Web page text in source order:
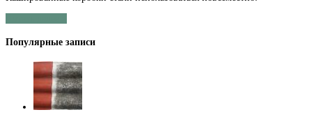
Популярные записи